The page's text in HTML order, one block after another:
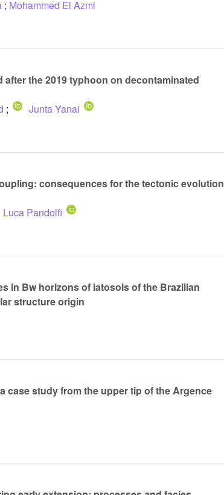
; Mohammed El Azmi
the 2019 typhoon on decontaminated
; Junta Yanai
consequences for the tectonic evolution
Luca Pandolfi
in Bw horizons of latosols of the Brazilian
structure origin
case study from the upper tip of the Argence